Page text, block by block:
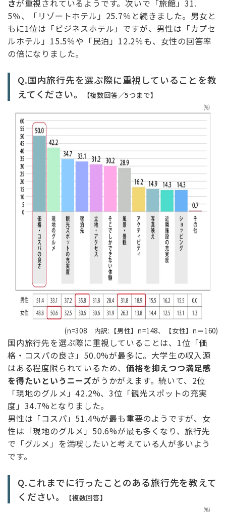
さが重視されているようです。次いで「旅館」31.
5％、「リゾートホテル」25.7％と続きました。男女と
もに1位は「ビジネスホテル」ですが、男性は「カプセ
ルホテル」15.5％や「民泊」12.2％も、女性の回答率
の倍になりました。
Q.国内旅行先を選ぶ際に重視していることを教
えてください。
【複数回答／5つまで】
(n=308 内訳:【男性】n=148、【女性】n＝160)
国内旅行先を選ぶ際に重視していることは、1位「価
格・コスパの良さ」50.0%が最多に。大学生の収入源
はある程度限られているため、価格を抑えつつ満足感
を得たいというニーズがうかがえます。続いて、2位
「現地のグルメ」42.2%、3位「観光スポットの充実
度」34.7%となりました。
男性は「コスパ」51.4%が最も重要のようですが、女
性は「現地のグルメ」50.6%が最も多くなり、旅行先
で「グルメ」を満喫したいと考えている人が多いよう
です。
Q.これまでに行ったことのある旅行先を教えて
ください。
【複数回答】